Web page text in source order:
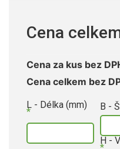
Cena
Cena za kus bez
Cena celkem bez
L - Délka (mm) B -
H -